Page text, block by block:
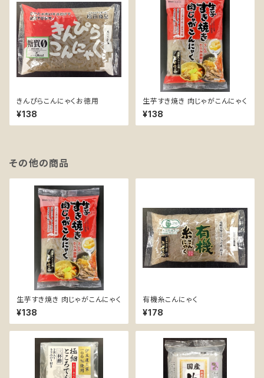
きんぴらこんにゃくお徳用
¥138
生芋すき焼き 肉じゃがこんにゃく
¥138
その他の商品
生芋すき焼き 肉じゃがこんにゃく
¥138
有機糸こんにゃく
¥178